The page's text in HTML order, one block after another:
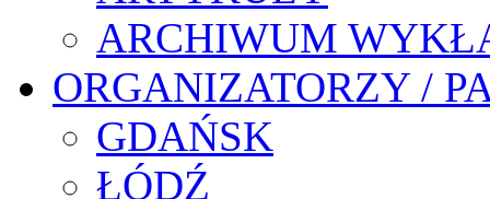
ARCHIWUM
ORGANIZATORZY /
GDAŃSK
ŁÓDŹ